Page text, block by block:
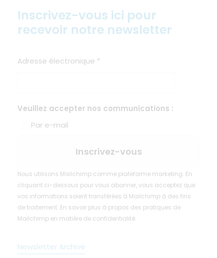
Inscrivez-vous ici pour
recevoir notre newsletter
Adresse électronique *
Veuillez accepter nos communications :
Par e-mail
Nous utilisons Mailchimp comme plateforme marketing. En
cliquant ci-dessous pour vous abonner, vous acceptez que
vos informations soient transférées à Mailchimp à des fins
de traitement. En savoir plus à propos des pratiques de
Mailchimp en matière de confidentialité.
Newsletter Archive